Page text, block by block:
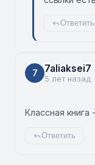
Ответить
7 7aliaksei7
5 лет назад
Классная
Ответить